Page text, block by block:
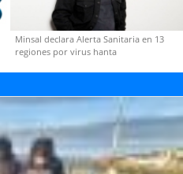
Minsal declara Alerta Sanitaria en 13
regiones por virus hanta